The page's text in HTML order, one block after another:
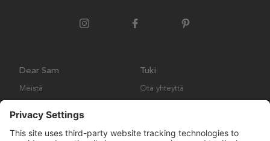
Dear Sam
Meistä
Tuki
Ota yhteyttä